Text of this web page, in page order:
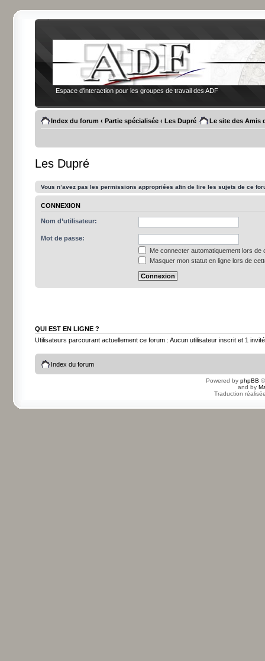
Espace d'interaction pour les groupes de travail des ADF
Index du forum ‹ Partie spécialisée ‹ Les Dupré Le site des Amis
Les Dupré
Vous n’avez pas les permissions appropriées afin de lire les sujets de ce
CONNEXION
Nom d’utilisateur:
Mot de passe:
Me connecter automatiquement lors de
Masquer mon statut en ligne lors de
QUI EST EN LIGNE ?
Utilisateurs parcourant actuellement ce forum : Aucun utilisateur inscrit et 1 invité
Index du forum
Powered by phpBB
and by
Traduction